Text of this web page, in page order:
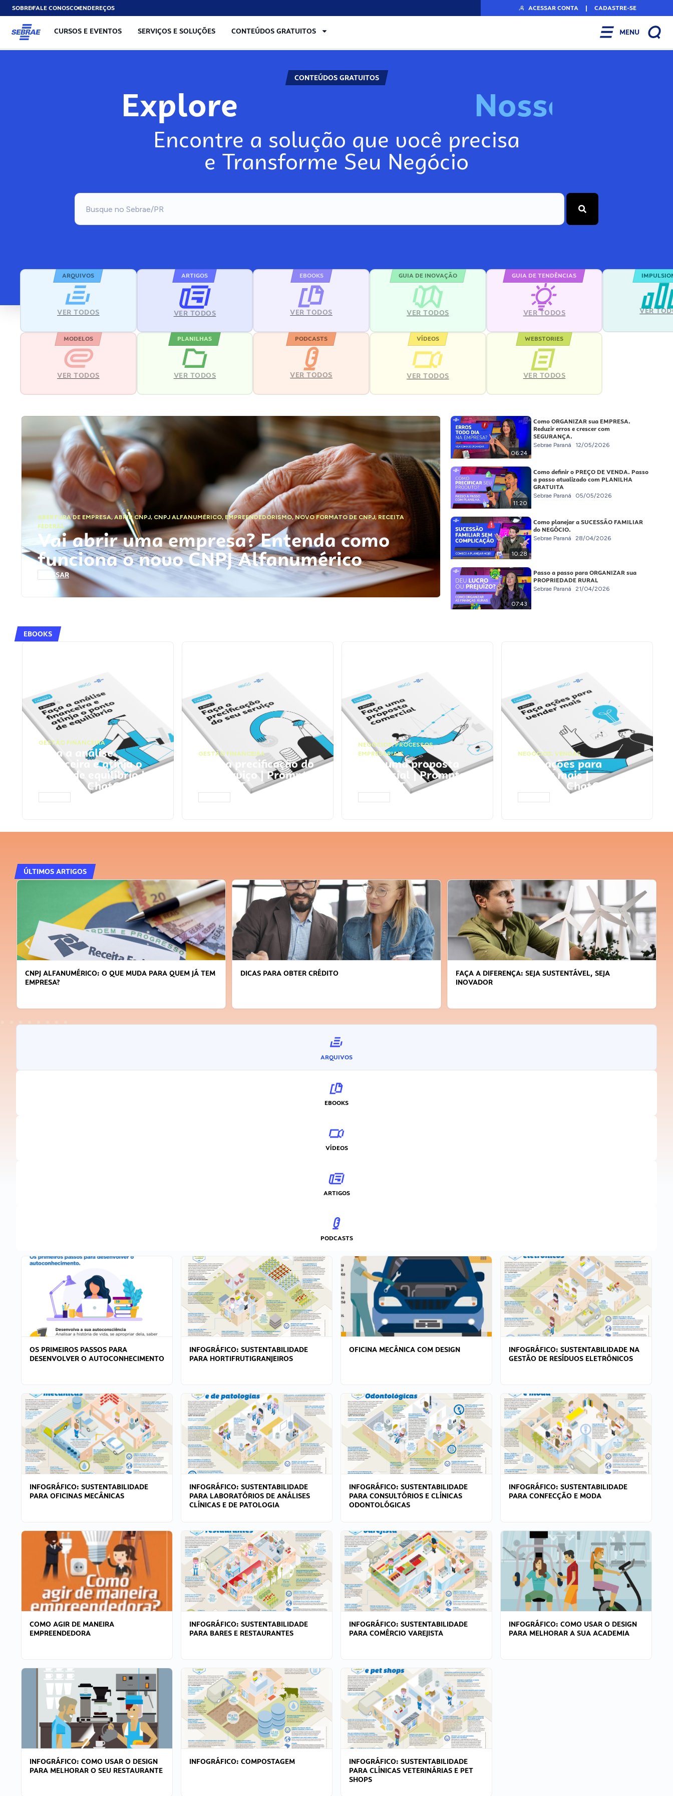
SOBREFALE CONOSCOENDEREÇOS ACESSAR CONTA | CADASTRE-SE
CURSOS E EVENTOS SERVIÇOS E SOLUÇÕES CONTEÚDOS GRATUITOS MENU
CONTEÚDOS GRATUITOS
Explore Nosso
Encontre a solução que você precisa
e Transforme Seu Negócio
ARQUIVOS
VER TODOS
ARTIGOS
VER TODOS
EBOOKS
VER TODOS
GUIA DE INOVAÇÃO
VER TODOS
GUIA DE TENDÊNCIAS
VER TODOS VER
MODELOS
VER TODOS
PLANILHAS
VER TODOS
PODCASTS
VER TODOS
VÍDEOS
VER TODOS
WEBSTORIES
VER TODOS
ABERTURA DE EMPRESA,ABRIR CNPJ, CNPJ ALFANUMÉRICO, EMPREENDEDORISMO,NOVO FORMATO DE CNPJ,RECEITA
FEDERAL
Vai abrir uma empresa? Entenda como
funciona o novo CNPJ Alfanumérico
ACESSAR
06:24
Como ORGANIZAR sua EMPRESA.
Reduzir erros e crescer com
SEGURANÇA.
Sebrae Paraná 12/05/2026
11:20
Como definir o PREÇO DE VENDA. Passo
a passo atualizado com PLANILHA
GRATUITA
Sebrae Paraná 05/05/2026
10:28
Como planejar a SUCESSÃO FAMILIAR
do NEGÓCIO.
Sebrae Paraná 28/04/2026
07:43
Passo a passo para ORGANIZAR sua
PROPRIEDADE RURAL
Sebrae Paraná 21/04/2026
EBOOKS
GESTÃO FINANCEIRA
Faça a análise
financeira e atinja o
ponto de equilíbrio |
Prompts ChatGPT
GESTÃO FINANCEIRA
Faça a precificação do
seu serviço | Prompts
ChatGPT
NEGÓCIOS,PROCESSOS
EMPRESARIAIS
Faça uma proposta
comercial | Prompts
ChatGPT
NEGÓCIOS, VENDAS
Faça ações para
vender mais |
Prompts ChatGPT
ÚLTIMOS ARTIGOS
CNPJ ALFANUMÉRICO: O QUE MUDA PARA QUEM JÁ TEM
EMPRESA?
DICAS PARA OBTER CRÉDITO
FAÇA A DIFERENÇA: SEJA SUSTENTÁVEL, SEJA
INOVADOR
ARQUIVOS
EBOOKS
VÍDEOS
ARTIGOS
PODCASTS
OS PRIMEIROS PASSOS PARA
DESENVOLVER O AUTOCONHECIMENTO
INFOGRÁFICO: SUSTENTABILIDADE
PARA HORTIFRUTIGRANJEIROS
OFICINA MECÂNICA COM DESIGN
INFOGRÁFICO: SUSTENTABILIDADE NA
GESTÃO DE RESÍDUOS ELETRÔNICOS
INFOGRÁFICO: SUSTENTABILIDADE
PARA OFICINAS MECÂNICAS
INFOGRÁFICO: SUSTENTABILIDADE
PARA LABORATÓRIOS DE ANÁLISES
CLÍNICAS E DE PATOLOGIA
INFOGRÁFICO: SUSTENTABILIDADE
PARA CONSULTÓRIOS E CLÍNICAS
ODONTOLÓGICAS
INFOGRÁFICO: SUSTENTABILIDADE
PARA CONFECÇÃO E MODA
COMO AGIR DE MANEIRA
EMPREENDEDORA
INFOGRÁFICO: SUSTENTABILIDADE
PARA BARES E RESTAURANTES
INFOGRÁFICO: SUSTENTABILIDADE
PARA COMÉRCIO VAREJISTA
INFOGRÁFICO: COMO USAR O DESIGN
PARA MELHORAR A SUA ACADEMIA
INFOGRÁFICO: COMO USAR O DESIGN
PARA MELHORAR O SEU RESTAURANTE
INFOGRÁFICO: COMPOSTAGEM
INFOGRÁFICO: SUSTENTABILIDADE
PARA CLÍNICAS VETERINÁRIAS E PET
SHOPS